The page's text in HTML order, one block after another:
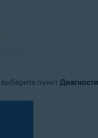
выберите пункт